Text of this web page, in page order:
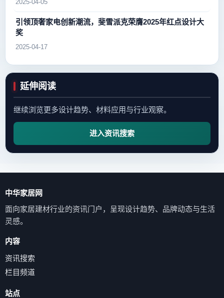
2025-04-05
引领顶奢家电创新潮流，斐雪派克荣膺2025年红点设计大
奖
2025-04-17
延伸阅读
继续浏览更多设计趋势、材料应用与行业观察。
进入资讯搜索
中华家居网
面向家居建材行业的资讯门户，呈现设计趋势、品牌动态与生活
灵感。
内容
资讯搜索
栏目频道
站点